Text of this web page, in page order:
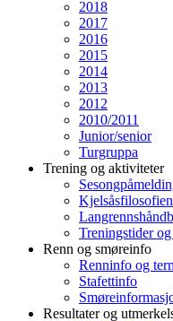
2018
2017
2016
2015
2014
2013
2012
2010/2011
Junior/senior
Turgruppa
Trening og aktiviteter
Kjelsåsfilosofien
Treningstider
Renn og smøreinfo
Renninfo og
Stafettinfo
Resultater og